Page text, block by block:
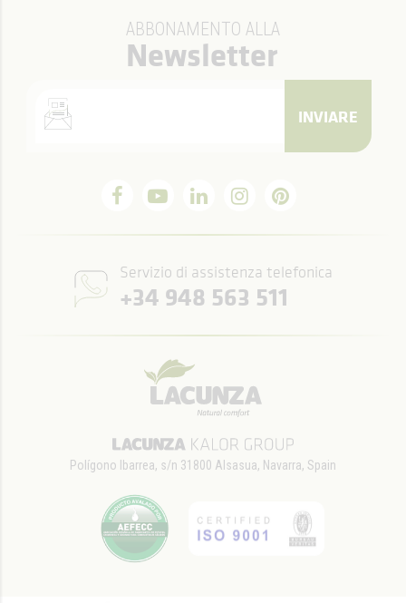
ABBONAMENTO ALLA
Newsletter
INVIARE
Servizio di assistenza telefonica
+34 948 563 511
Polígono Ibarrea, s/n 31800 Alsasua, Navarra, Spain